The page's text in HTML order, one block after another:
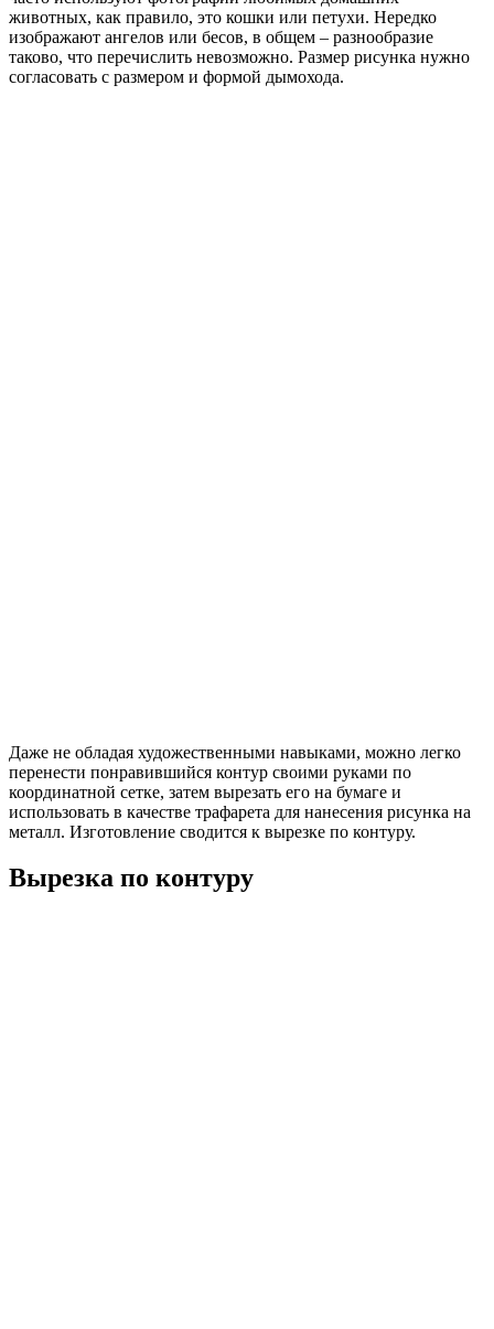
животных, как правило, это кошки или петухи. Нередко
изображают ангелов или бесов, в общем – разнообразие
таково, что перечислить невозможно. Размер рисунка нужно
согласовать с размером и формой дымохода.
Даже не обладая художественными навыками, можно легко
перенести понравившийся контур своими руками по
координатной сетке, затем вырезать его на бумаге и
использовать в качестве трафарета для нанесения рисунка на
металл. Изготовление сводится к вырезке по контуру.
Вырезка по контуру